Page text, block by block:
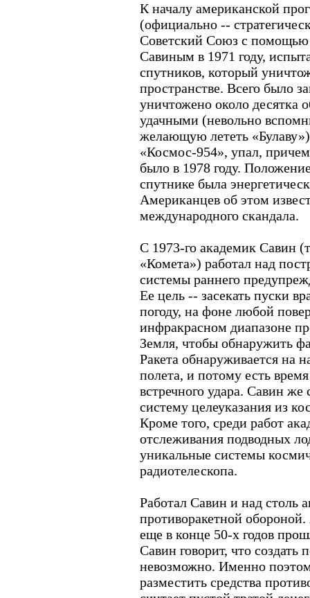
К началу американской
(официально --
Советский Союз с помощью
Савиным в 1971 году,
спутников, который
пространстве. Всего было
уничтожено около десятка
удачными (невольно
желающую лететь
«Космос-954», упал,
было в 1978 году.
спутнике была
Американцев об этом
международного скандала.
С 1973-го академик Савин
«Комета») работал над
системы раннего
Ее цель -- засекать пуски
погоду, на фоне любой
инфракрасном диапазоне
Земля, чтобы обнаружить
Ракета обнаруживается на
полета, и потому есть
встречного удара. Савин же
систему целеуказания из
Кроме того, среди работ
отслеживания подводных
уникальные системы
радиотелескопа.
Работал Савин и над столь
противоракетной
еще в конце 50-х годов
Савин говорит, что
невозможно. Именно
разместить средства